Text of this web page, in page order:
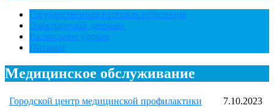
Государственная итоговая аттестация
Электронный дневник
Расписание уроков
Питание
Медицинское обслуживание
Городской центр медицинской профилактики
7.10.2023